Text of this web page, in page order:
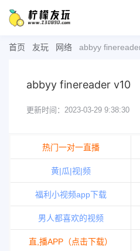
首页 友玩 网络 abbyy
abbyy finereader v10
更新时间：2023-03-29 9:38:30
热门一对一直播
黄|瓜|视|频
福利小视频app下载
男人都喜欢的视频
直,播APP（点击下载）